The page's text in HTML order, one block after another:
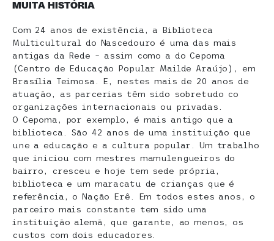
MUITA HISTÓRIA
Com 24 anos de existência, a Biblioteca
Multicultural do Nascedouro é uma das mais
antigas da Rede – assim como a do Cepoma
(Centro de Educação Popular Mailde Araújo), em
Brasília Teimosa. E, nestes mais de 20 anos de
atuação, as parcerias têm sido sobretudo co
organizações internacionais ou privadas.
O Cepoma, por exemplo, é mais antigo que a
biblioteca. São 42 anos de uma instituição que
une a educação e a cultura popular. Um trabalho
que iniciou com mestres mamulengueiros do
bairro, cresceu e hoje tem sede própria,
biblioteca e um maracatu de crianças que é
referência, o Nação Erê. Em todos estes anos, o
parceiro mais constante tem sido uma
instituição alemã, que garante, ao menos, os
custos com dois educadores.